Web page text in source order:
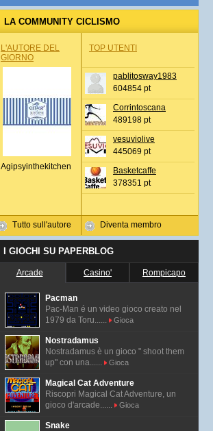
LA COMMUNITY CICLISMO
L'AUTORE DEL
GIORNO
Agipsyinthekitchen
Tutto sull'autore
TOP UTENTI
pablitosway1983
604854 pt
Corrintoscana
489198 pt
vesuviolive
445069 pt
Basketcaffe
378351 pt
Diventa membro
I GIOCHI SU PAPERBLOG
Arcade Casino' Rompicapo
Pacman
Pac-Man é un video gioco creato nel
1979 da Toru......
Gioca
Nostradamus
Nostradamus è un gioco " shoot them
up" con una......
Gioca
Magical Cat Adventure
Riscopri Magical Cat Adventure, un
gioco d'arcade......
Gioca
Snake